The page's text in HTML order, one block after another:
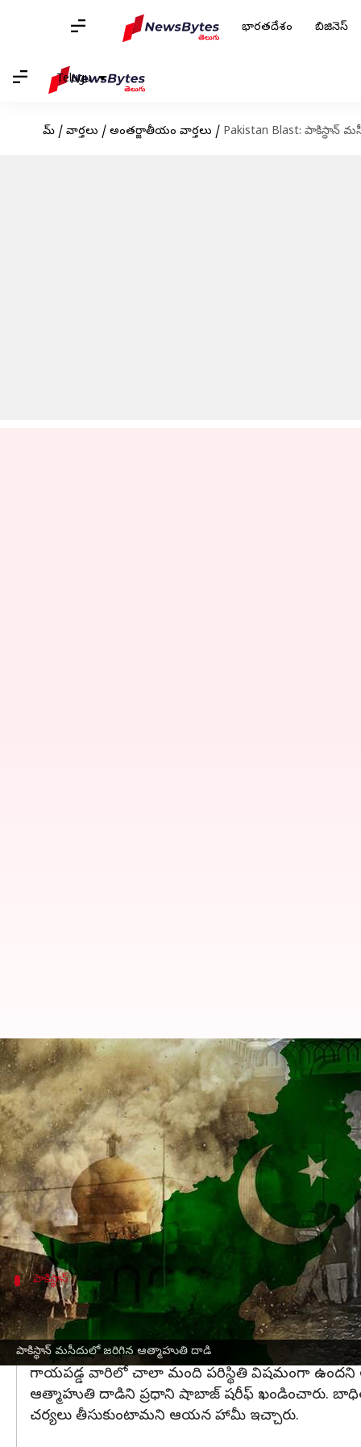
భారతదేశం బిజినెస్
Telugu
హోమ్ / వార్తలు / అంతర్జాతీయం వార్తలు / Pakistan Blast:
పాకిస్థాన్ మసీదులో జరిగిన ఆత్మాహుతి దాడి
Pakistan Blast: పాకిస్థాన్
వ్రాసిన వారు Stalin Jan 30, 2023 05:03 pm
ఈ వార్తాకథనం ఏంటి
పాకిస్థాన్‌‌లో దారుణం జరిగింది. పోలీస్ హెడ్‌క్వార్టర్స్‌లోని
ఆఫ్ఘనిస్థాన్ సరిహద్దుకు సమీపంలోని వాయువ్య
పోలీసులతో పాటు సాధారణ పౌరులు మొత్తం 150 మంది
పాకిస్థాన్
దాడిని ఖండించిన పాక్ ప్రధాని షాబాజ్ షరీఫ్
ప్రమాదం జరిగిన ప్రదేశంలో సహాయక చర్యలు వేగంగా
కృషి చేస్తున్నట్లు ఆయన వివరించారు.
గాయపడ్డ వారిలో చాలా మంది పరిస్థితి విషమంగా ఉందని
ఆత్మాహుతి దాడిని ప్రధాని షాబాజ్ షరీఫ్ ఖండించారు.
చర్యలు తీసుకుంటామని ఆయన హామీ ఇచ్చారు.